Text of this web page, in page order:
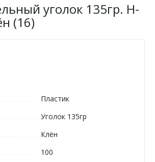
уголок 135гр. H-
(16)
Пластик
Уголок 135гр
Клён
100